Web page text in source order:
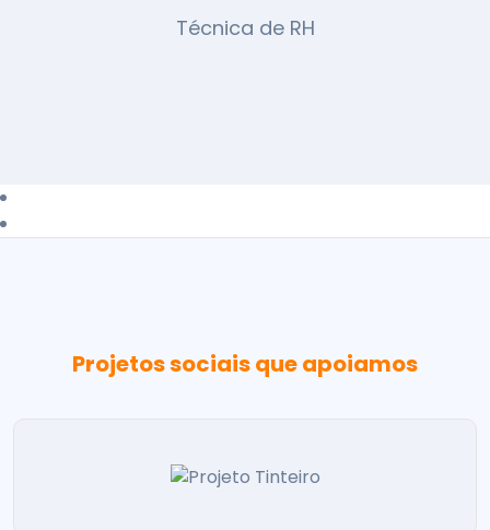
Técnica de RH
Projetos sociais que apoiamos